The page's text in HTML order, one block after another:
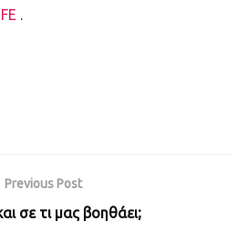
.
Previous Post
σε τι μας βοηθάει;